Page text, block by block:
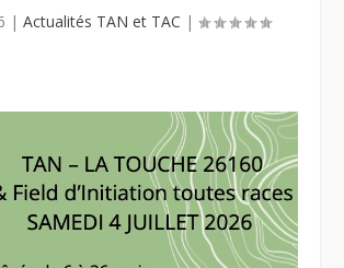
| Actualités TAN et TAC |